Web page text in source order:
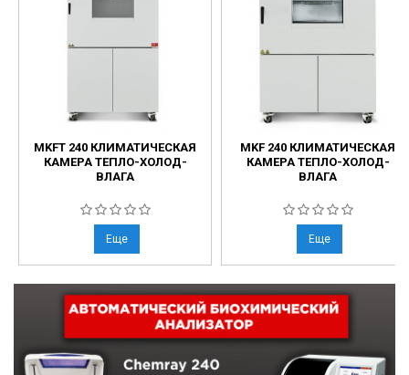
MKFT 240 КЛИМАТИЧЕСКАЯ
КАМЕРА ТЕПЛО-ХОЛОД-
ВЛАГА
Еще
MKF 240 КЛИМАТИЧЕСКАЯ
КАМЕРА ТЕПЛО-ХОЛОД-
ВЛАГА
Еще